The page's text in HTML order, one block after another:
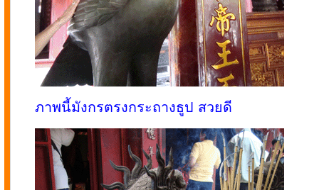
ภาพนี้มังกรตรงกระถางธูป สวยดี